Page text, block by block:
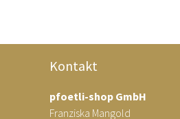
Kontakt
pfoetli-shop GmbH
Franziska Mangold